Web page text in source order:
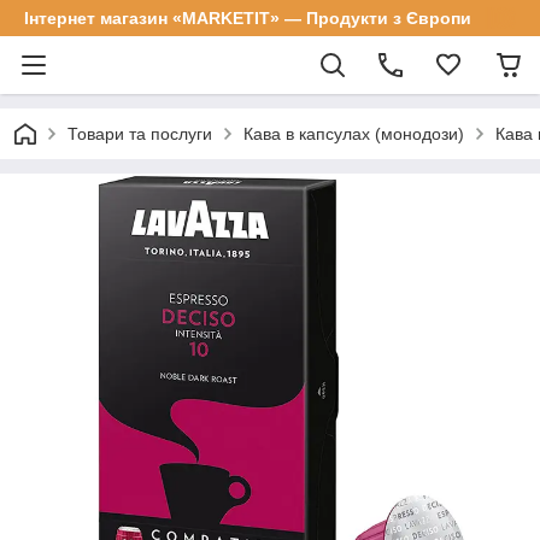
Інтернет магазин «MARKETIT» — Продукти з Європи
Товари та послуги Кава в капсулах (монодози) Кава